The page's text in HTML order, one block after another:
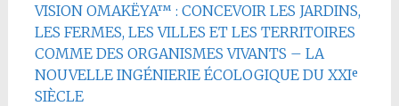
VISION OMAKËYA™ : CONCEVOIR LES JARDINS,
LES FERMES, LES VILLES ET LES TERRITOIRES
COMME DES ORGANISMES VIVANTS – LA
NOUVELLE INGÉNIERIE ÉCOLOGIQUE DU XXIᵉ
SIÈCLE